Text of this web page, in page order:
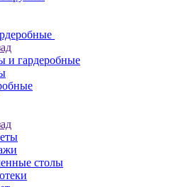
и гардеробные
столы